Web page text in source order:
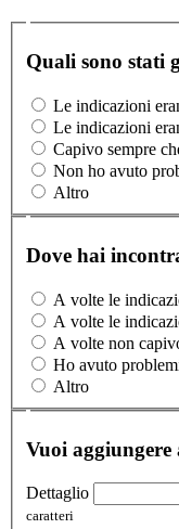
Quali sono stati
Le indicazioni
Le indicazioni
Capivo sempre
Non ho avuto
Altro
Dove hai
A volte le
A volte le
A volte non
Ho avuto
Altro
Vuoi
Dettaglio
caratteri